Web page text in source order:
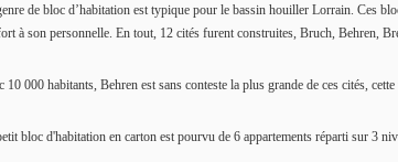
de bloc d’habitation est typique pour le bassin houiller Lorrain. Ces
à son personnelle. En tout, 12 cités furent construites, Bruch, Behren,
10 000 habitants, Behren est sans conteste la plus grande de ces cités,
bloc d'habitation en carton est pourvu de 6 appartements réparti sur 3